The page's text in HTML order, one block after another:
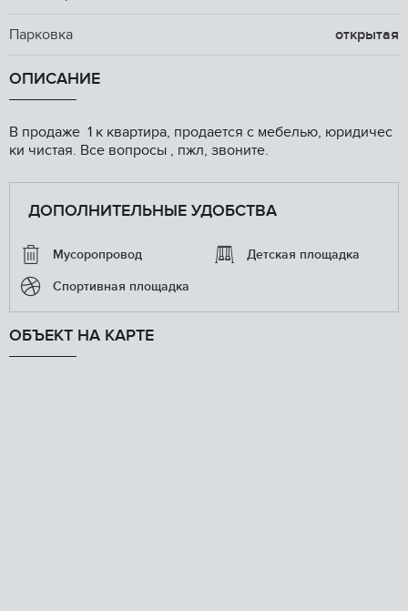
Парковка открытая
ОПИСАНИЕ
В продаже 1 к квартира, продается с мебелью, юридичес
ки чистая. Все вопросы , пжл, звоните.
ДОПОЛНИТЕЛЬНЫЕ УДОБСТВА
Мусоропровод Детская площадка
Спортивная площадка
ОБЪЕКТ НА КАРТЕ